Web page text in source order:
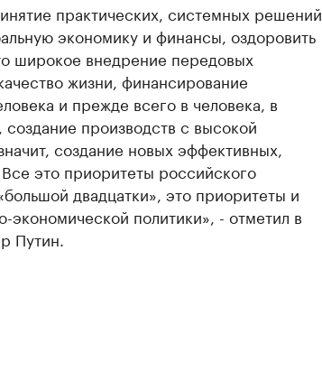
практических, системных решений,
экономику и финансы, оздоровить
широкое внедрение передовых
жизни, финансирование
и прежде всего в человека, в
производств с высокой
создание новых эффективных,
это приоритеты российского
двадцатки», это приоритеты и
экономической политики», - отметил в
Путин.